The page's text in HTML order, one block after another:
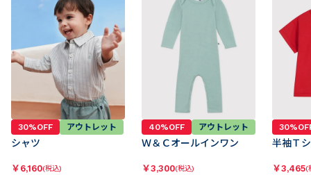
30%OFF アウトレット
シャツ
￥ 6,160(税込)
40%OFF アウトレット
Ｗ＆Ｃオールインワン
￥3,300(税込)
半袖Ｔ
￥3,465(